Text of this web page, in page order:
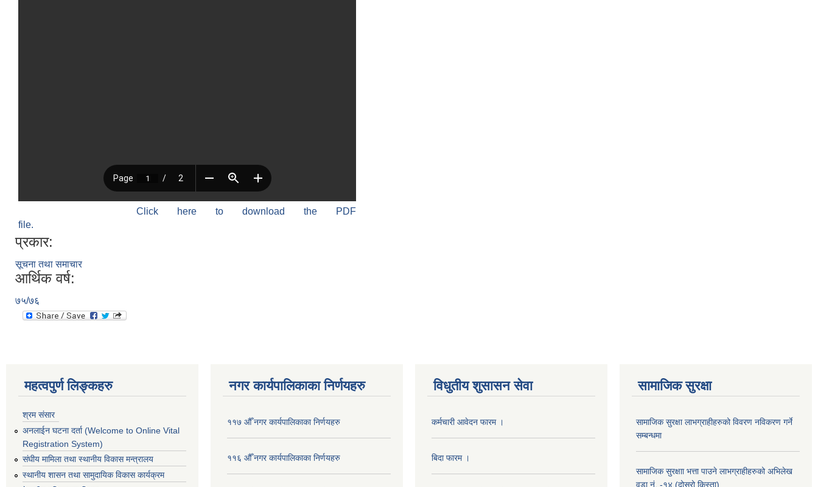
Click here to download the PDF
file.
प्रकार:
सूचना तथा समाचार
आर्थिक वर्ष:
७५/७६
महत्वपुर्ण लिङ्कहरु
श्रम संसार
अनलाईन घटना दर्ता (Welcome to Online Vital
Registration System)
संघीय मामिला तथा स्थानीय विकास मन्त्रालय
स्थानीय शासन तथा सामुदायिक विकास कार्यक्रम
नगर कार्यपालिकाका निर्णयहरु
११७ औँ नगर कार्यपालिकाका निर्णयहरु
११६ औँ नगर कार्यपालिकाका निर्णयहरु
विधुतीय शुसासन सेवा
कर्मचारी आवेदन फारम ।
बिदा फारम ।
सामाजिक सुरक्षा
सामाजिक सुरक्षा लाभग्राहीहरुको विवरण नविकरण गर्ने
सम्बन्धमा
सामाजिक सुरक्षाा भत्ता पाउने लाभग्राहीहरुको अभिलेख
वडा नं. -१४ (दोस्रो किस्ता)